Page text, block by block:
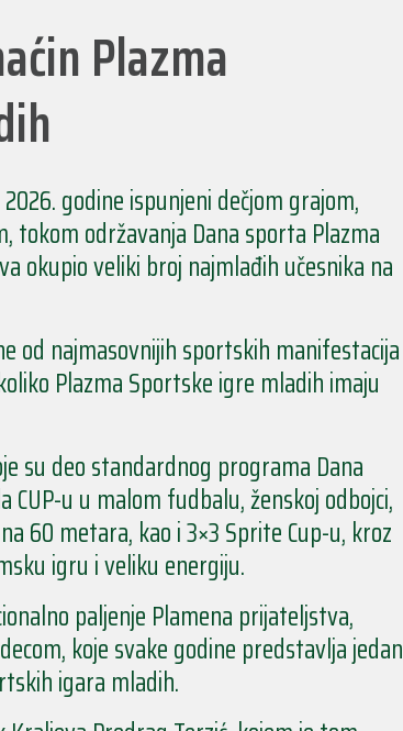
Plazma
godine ispunjeni dečjom grajom,
održavanja Dana sporta Plazma
okupio veliki broj najmlađih učesnika na
od najmasovnijih sportskih manifestacija
Plazma Sportske igre mladih imaju
su deo standardnog programa Dana
CUP-u u malom fudbalu, ženskoj odbojci,
60 metara, kao i 3×3 Sprite Cup-u, kroz
igru i veliku energiju.
paljenje Plamena prijateljstva,
koje svake godine predstavlja jedan
igara mladih.